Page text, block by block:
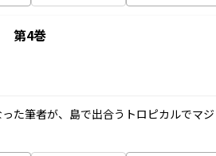
第4巻
た筆者が、島で出合うトロピカルでマジ